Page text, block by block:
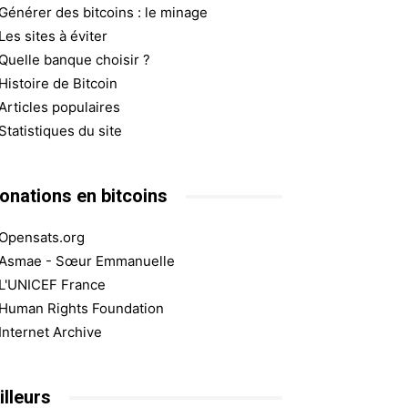
Générer des bitcoins : le minage
Les sites à éviter
Quelle banque choisir ?
Histoire de Bitcoin
populaires
Statistiques du site
en bitcoins
Opensats.org
- Sœur Emmanuelle
L'UNICEF France
Human Rights Foundation
Internet Archive